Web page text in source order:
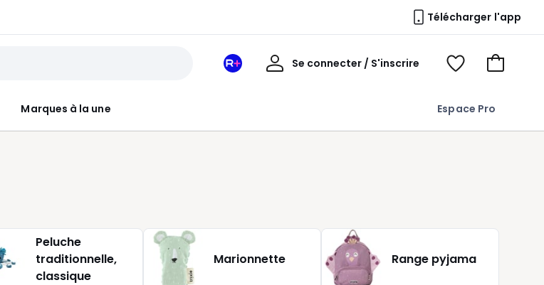
Télécharger l'app
Marques à la une Espace Pro
Mon
Se connecter / S'inscrire
Mon
Voir
Voir
Peluche
traditionnelle,
classique
Marionnette Range pyjama